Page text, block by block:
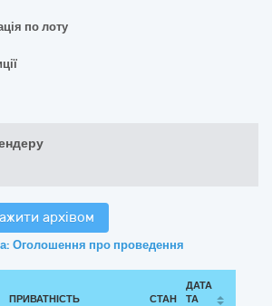
по лоту
архівом
Оголошення про проведення
ПРИВАТНІСТЬ СТАН
ДАТА
ТА